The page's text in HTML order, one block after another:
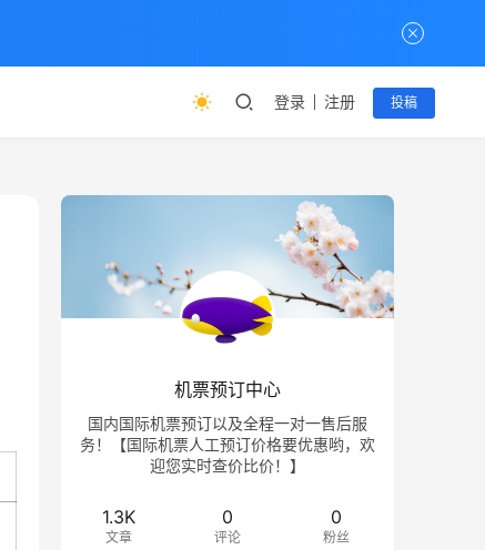
登录 注册 投稿
机票预订中心
国内国际机票预订以及全程一对一售后服
务！【国际机票人工预订价格要优惠哟，欢
迎您实时查价比价！】
1.3K
文章
0
评论
0
粉丝